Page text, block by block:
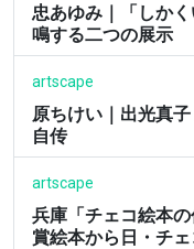
忠あゆみ｜「しか
鳴する二つの展示
artscape
原ちけい｜出光真
自传
artscape
兵庫「チェコ絵本
賞絵本から日・チ